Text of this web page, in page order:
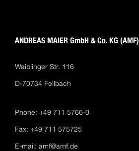
ANDREAS MAIER GmbH & Co. KG (AMF)
Waiblinger Str. 116
D-70734 Fellbach
Phone: +49 711 5766-0
Fax: +49 711 575725
E-mail: amf@amf.de